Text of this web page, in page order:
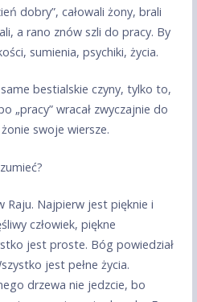
dobry”, całowali żony, brali
a rano znów szli do pracy. By
sumienia, psychiki, życia.
bestialskie czyny, tylko to,
„pracy” wracał zwyczajnie do
swoje wiersze.
Raju. Najpierw jest pięknie i
człowiek, piękne
jest proste. Bóg powiedział
jest pełne życia.
drzewa nie jedzcie, bo